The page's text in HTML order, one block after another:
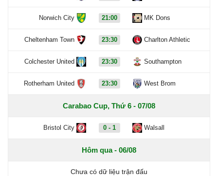
Norwich City 21:00 MK Dons
Cheltenham Town 23:30 Charlton Athletic
Colchester United 23:30 Southampton
Rotherham United 23:30 West Brom
Carabao Cup, Thứ 6 - 07/08
Bristol City 0 - 1 Walsall
Hôm qua - 06/08
Chưa có dữ liệu trận đấu